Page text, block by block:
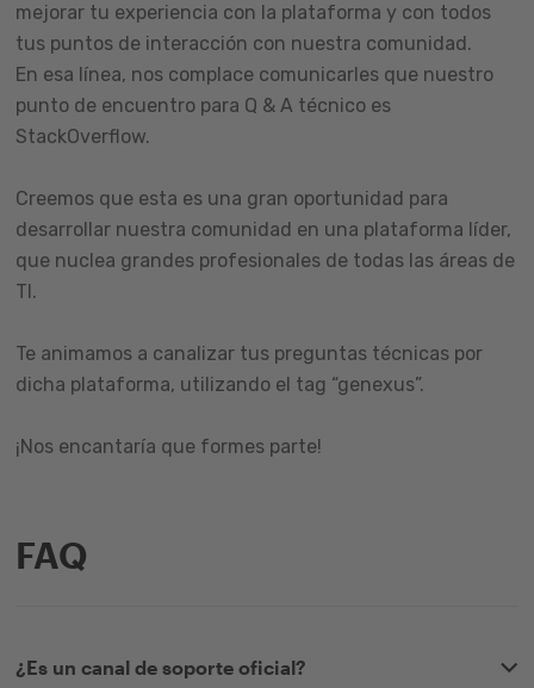
mejorar tu experiencia con la plataforma y con todos
tus puntos de interacción con nuestra comunidad.
En esa línea, nos complace comunicarles que nuestro
punto de encuentro para Q & A técnico es
StackOverflow.
Creemos que esta es una gran oportunidad para
desarrollar nuestra comunidad en una plataforma líder,
que nuclea grandes profesionales de todas las áreas de
TI.
Te animamos a canalizar tus preguntas técnicas por
dicha plataforma, utilizando el tag “genexus”.
¡Nos encantaría que formes parte!
FAQ
¿Es un canal de soporte oficial?